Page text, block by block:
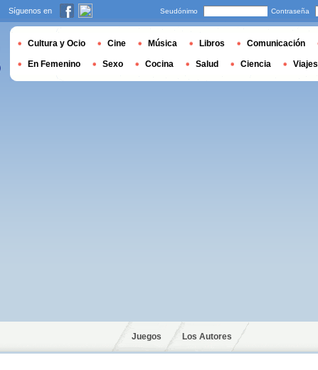
Juegos Los Autores
Síguenos en Seudónimo Contraseña
Cultura y Ocio Cine Música Libros Comunicación
En Femenino Sexo Cocina Salud Ciencia Viajes